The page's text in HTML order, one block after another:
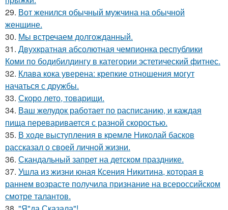
29. Вот женился обычный мужчина на обычной
женщине.
30. Мы встречаем долгожданный.
31. Двухкратная абсолютная чемпионка республики
Коми по бодибилдингу в категории эстетический фитнес.
32. Клава кока уверена: крепкие отношения могут
начаться с дружбы.
33. Скоро лето, товарищи.
34. Ваш желудок работает по расписанию, и каждая
пища переваривается с разной скоростью.
35. В ходе выступления в кремле Николай басков
рассказал о своей личной жизни.
36. Скандальный запрет на детском празднике.
37. Ушла из жизни юная Ксения Никитина, которая в
раннем возрасте получила признание на всероссийском
смотре талантов.